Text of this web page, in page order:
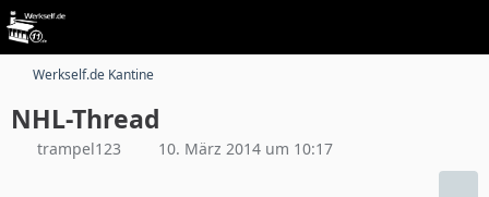
Werkself.de Kantine
NHL-Thread
trampel123 10. März 2014 um 10:17